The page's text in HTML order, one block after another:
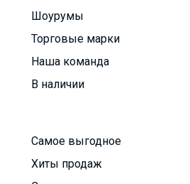
Шоурумы
Торговые марки
Наша команда
В наличии
Самое выгодное
Хиты продаж